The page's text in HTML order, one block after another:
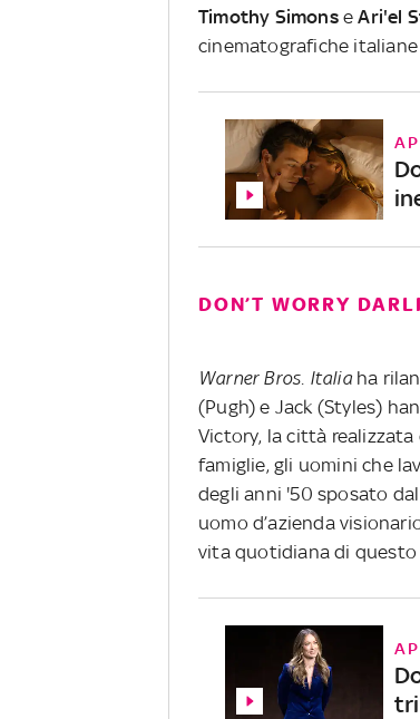
Timothy SimonseAri'el
cinematografiche italiane
DON’T WORRY
Warner Bros. Italiaha
(Pugh) e Jack (Styles)
Victory, la città realizzata
famiglie, gli uomini che
degli anni '50 sposato
uomo d’azienda
vita quotidiana di questo